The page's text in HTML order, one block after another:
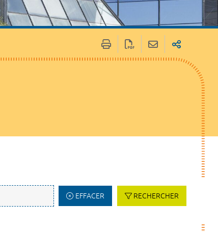
EFFACER RECHERCHER